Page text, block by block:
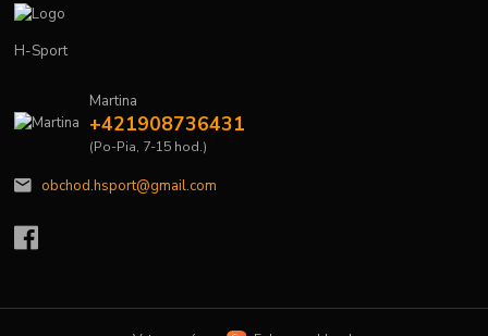
H-Sport
Martina
+421908736431
(Po-Pia, 7-15 hod.)
obchod.hsport@gmail.com